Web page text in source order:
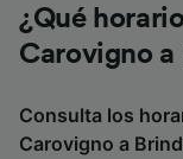
¿Qué
Carovigno a
Consulta los
Carovigno a